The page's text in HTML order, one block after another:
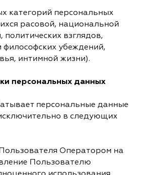
категорий персональных
расовой, национальной
взглядов,
философских убеждений,
интимной жизни).
персональных данных
персональные данные
в следующих
Пользователя Оператором на
Пользователю